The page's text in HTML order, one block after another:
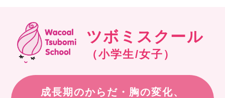
ツボミスクール
（小学生/女子）
成長期のからだ・胸の変化、